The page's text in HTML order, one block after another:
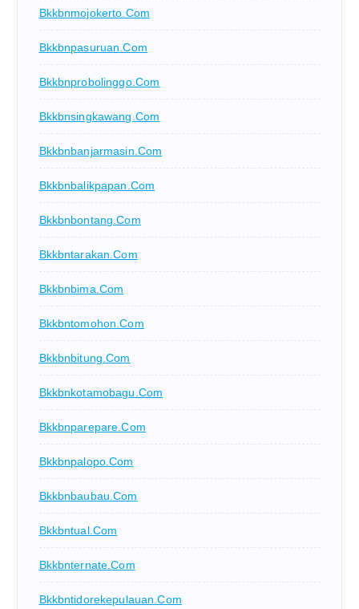
Bkkbnmojokerto.com
Bkkbnpasuruan.com
Bkkbnprobolinggo.com
Bkkbnsingkawang.com
Bkkbnbanjarmasin.com
Bkkbnbalikpapan.com
Bkkbnbontang.com
Bkkbntarakan.com
Bkkbnbima.com
Bkkbntomohon.com
Bkkbnbitung.com
Bkkbnkotamobagu.com
Bkkbnparepare.com
Bkkbnpalopo.com
Bkkbnbaubau.com
Bkkbntual.com
Bkkbnternate.com
Bkkbntidorekepulauan.com